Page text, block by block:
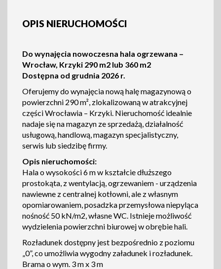
OPIS NIERUCHOMOŚCI
Do wynajęcia nowoczesna hala ogrzewana –
Wrocław, Krzyki 290 m2 lub 360 m2
Dostępna od grudnia 2026 r.
Oferujemy do wynajęcia nową halę magazynową o
powierzchni 290 m², zlokalizowaną w atrakcyjnej
części Wrocławia – Krzyki. Nieruchomość idealnie
nadaje się na magazyn ze sprzedażą, działalność
usługową, handlową, magazyn specjalistyczny,
serwis lub siedzibę firmy.
Opis nieruchomości:
Hala o wysokości 6 m w kształcie dłuższego
prostokąta, z wentylacją, ogrzewaniem - urządzenia
nawiewne z centralnej kotłowni, ale z własnym
opomiarowaniem, posadzka przemysłowa niepyląca
nośność 50 kN/m2, własne WC. Istnieje możliwość
wydzielenia powierzchni biurowej w obrębie hali.
Rozładunek dostępny jest bezpośrednio z poziomu
„0”, co umożliwia wygodny załadunek i rozładunek.
Brama o wym. 3 m x 3 m